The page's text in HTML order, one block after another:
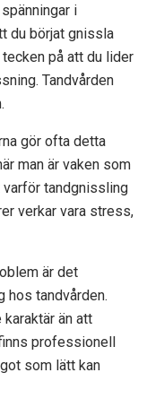
i
du börjat gnissla
på att du lider
Tandvården
gör ofta detta
man är vaken som
varför tandgnissling
verkar vara stress,
är det
hos tandvården.
än att
professionell
som lätt kan